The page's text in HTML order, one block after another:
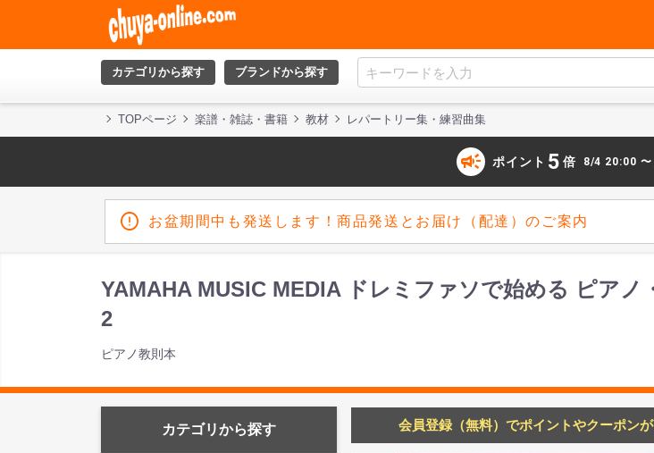
カテゴリから探す ブランドから探す
TOPページ 楽譜・雑誌・書籍 教材 レパートリー集・練習曲集
campaign ポイント 5 倍 8/4 20:00
お盆期間中も発送します！商品発送とお届け（配達）のご案内
YAMAHA MUSIC MEDIA ドレミファソで始める ピア
2
ピアノ教則本
カテゴリから探す 会員登録（無料）でポイントやクーポン